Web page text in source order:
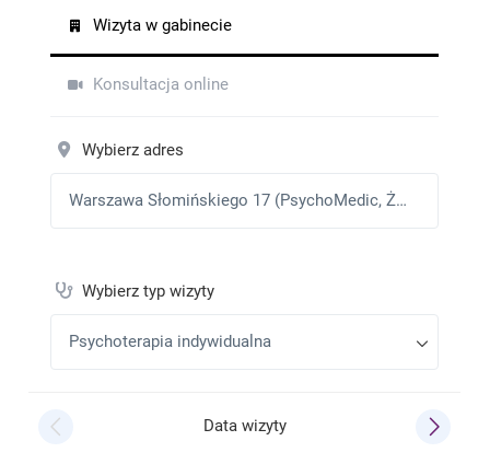
zdecydowanie warto zwrócić się do niej.
W•2025-01-09
Serdecznie polecam! Pani Agata to niezwykle
profesjonalna, rzetelna i godna zaufania specjalistka.